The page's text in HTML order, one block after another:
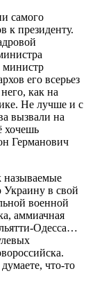
самого
к президенту.
министр
его всерьез
как на
Не лучше и с
вызвали на
хочешь
Германович
называемые
Украину в свой
военной
аммиачная
Одесса…
что-то